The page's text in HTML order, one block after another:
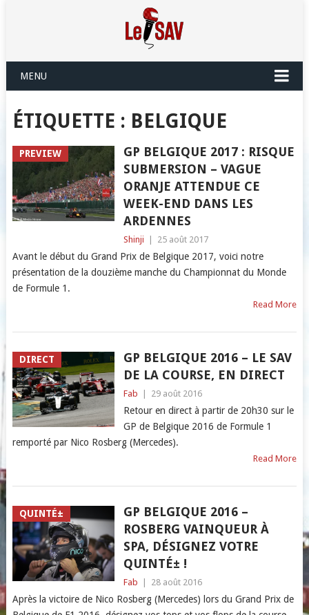
MENU
ÉTIQUETTE : BELGIQUE
PREVIEW
GP BELGIQUE 2017 : RISQUE
SUBMERSION – VAGUE
ORANJE ATTENDUE CE
WEEK-END DANS LES
ARDENNES
Shinji 25 août 2017
Avant le début du Grand Prix de Belgique 2017, voici notre
présentation de la douzième manche du Championnat du Monde
de Formule 1.
Read More
DIRECT
GP BELGIQUE 2016 – LE SAV
DE LA COURSE, EN DIRECT
Fab 29 août 2016
Retour en direct à partir de 20h30 sur le
GP de Belgique 2016 de Formule 1
remporté par Nico Rosberg (Mercedes).
Read More
QUINTÉ±
GP BELGIQUE 2016 –
ROSBERG VAINQUEUR À
SPA, DÉSIGNEZ VOTRE
QUINTÉ± !
Fab 28 août 2016
Après la victoire de Nico Rosberg (Mercedes) lors du Grand Prix de